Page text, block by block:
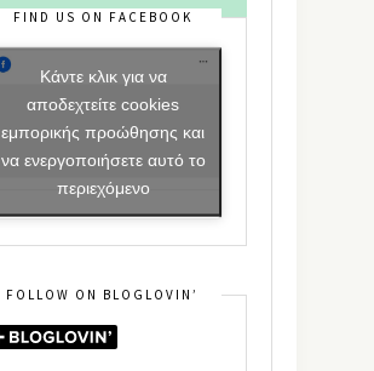
FIND US ON FACEBOOK
Κάντε κλικ για να
αποδεχτείτε cookies
εμπορικής προώθησης και
να ενεργοποιήσετε αυτό το
περιεχόμενο
FOLLOW ON BLOGLOVIN’